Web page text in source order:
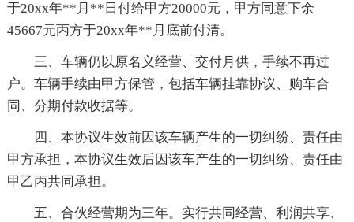
于20xx年**月**日付给甲方20000元，甲方同意下余
45667元丙方于20xx年**月底前付清。
三、车辆仍以原名义经营、交付月供，手续不再过
户。车辆手续由甲方保管，包括车辆挂靠协议、购车合
同、分期付款收据等。
四、本协议生效前因该车辆产生的一切纠纷、责任由
甲方承担，本协议生效后因该车产生的一切纠纷、责任由
甲乙丙共同承担。
五、合伙经营期为三年。实行共同经营、利润共享、